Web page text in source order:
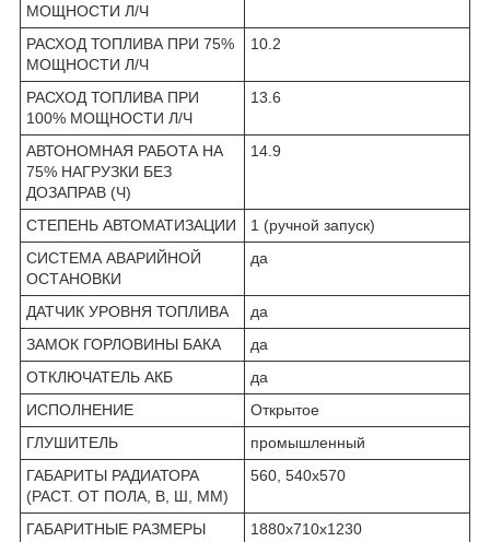
МОЩНОСТИ Л/Ч
РАСХОД ТОПЛИВА ПРИ 75%
МОЩНОСТИ Л/Ч
10.2
РАСХОД ТОПЛИВА ПРИ
100% МОЩНОСТИ Л/Ч
13.6
АВТОНОМНАЯ РАБОТА НА
75% НАГРУЗКИ БЕЗ
ДОЗАПРАВ (Ч)
14.9
СТЕПЕНЬ АВТОМАТИЗАЦИИ
1 (ручной запуск)
СИСТЕМА АВАРИЙНОЙ
ОСТАНОВКИ
да
ДАТЧИК УРОВНЯ ТОПЛИВА
да
ЗАМОК ГОРЛОВИНЫ БАКА
да
ОТКЛЮЧАТЕЛЬ АКБ
да
ИСПОЛНЕНИЕ
Открытое
ГЛУШИТЕЛЬ
промышленный
ГАБАРИТЫ РАДИАТОРА
(РАСТ. ОТ ПОЛА, В, Ш, ММ)
560, 540х570
ГАБАРИТНЫЕ РАЗМЕРЫ
1880x710x1230